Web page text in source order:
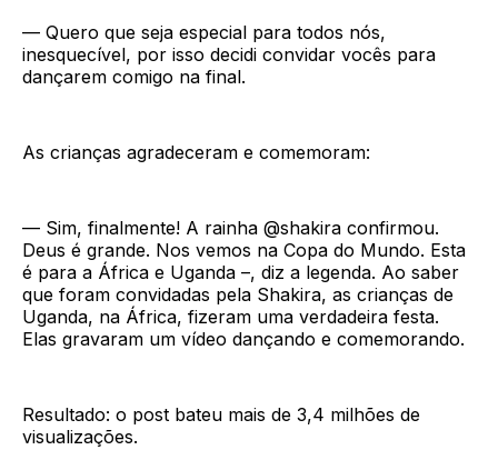
— Quero que seja especial para todos nós,
inesquecível, por isso decidi convidar vocês para
dançarem comigo na final.
As crianças agradeceram e comemoram:
— Sim, finalmente! A rainha @shakira confirmou.
Deus é grande. Nos vemos na Copa do Mundo. Esta
é para a África e Uganda –, diz a legenda. Ao saber
que foram convidadas pela Shakira, as crianças de
Uganda, na África, fizeram uma verdadeira festa.
Elas gravaram um vídeo dançando e comemorando.
Resultado: o post bateu mais de 3,4 milhões de
visualizações.